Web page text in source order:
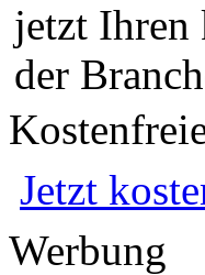
jetzt Ihren
der
Jetzt
Werbung